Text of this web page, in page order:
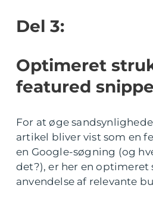
Del 3:
Optimeret
featured
For at øge
artikel bliver vist som en
en Google-søgning (og
det?), er her en
anvendelse af relevante